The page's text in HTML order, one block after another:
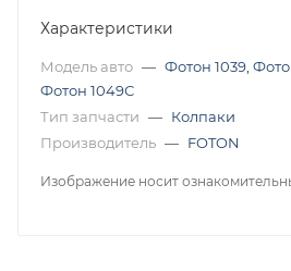
Характеристики
Модель авто — Фотон 1039
Фотон 1049С
Тип запчасти — Колпаки
Производитель — FOTON
Изображение носит